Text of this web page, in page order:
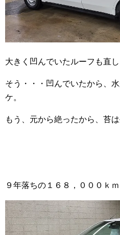
大きく凹んでいたルーフも直し
そう・・・凹んでいたから、
ケ。
もう、元から絶ったから、苔は
９年落ちの１６８，０００ｋｍ